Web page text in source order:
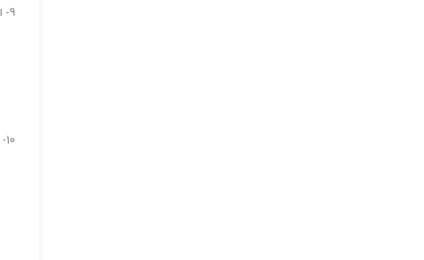
9- اهمیت انتخاب مسئله
10- ابزار تحلیل تضاد ریشه‌ای